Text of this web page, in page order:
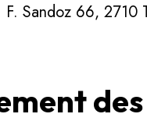
Sandoz 66,